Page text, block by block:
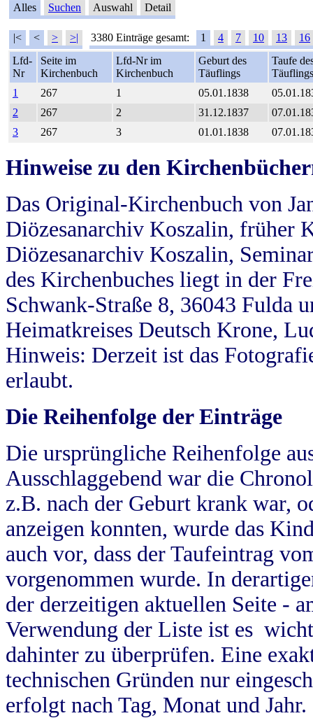
Alles Suchen Auswahl Detail
|< < > >| 3380 Einträge gesamt: 1 4 7 10 13
16
Lfd-
Nr
Seite im
Kirchenbuch
Lfd-Nr im
Kirchenbuch
Geburt des
Täuflings
Taufe
Täuflings
1
267 1 05.01.1838
2
267 2 31.12.1837
3
267 3 01.01.1838
Hinweise zu den
Das Original-Kirchenbuch von
Diözesanarchiv Koszalin, früher
Diözesanarchiv Koszalin,
des Kirchenbuches liegt in der
Schwank-Straße 8, 36043 Fulda
Heimatkreises Deutsch Krone,
Hinweis: Derzeit ist das
erlaubt.
Die Reihenfolge der Einträge
Die ursprüngliche Reihenfolge
Ausschlaggebend war die
z.B. nach der Geburt krank war,
anzeigen konnten, wurde das
auch vor, dass der Taufeintrag
vorgenommen wurde. In
der derzeitigen aktuellen Seite -
Verwendung der Liste ist es
dahinter zu überprüfen. Eine
technischen Gründen nur
erfolgt nach Tag, Monat und Jahr.